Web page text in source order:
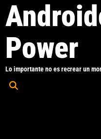
Power
Lo importante no es recrear un
Abrir